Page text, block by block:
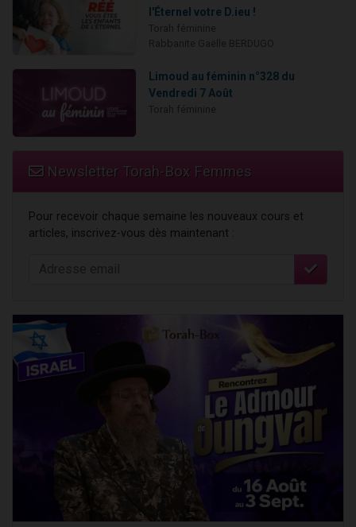
l'Éternel votre D.ieu !
Limoud au féminin n°328 du
Vendredi 7 Août
Newsletter Torah-Box Femmes
Pour recevoir chaque semaine les nouveaux cours et
articles, inscrivez-vous dès maintenant :